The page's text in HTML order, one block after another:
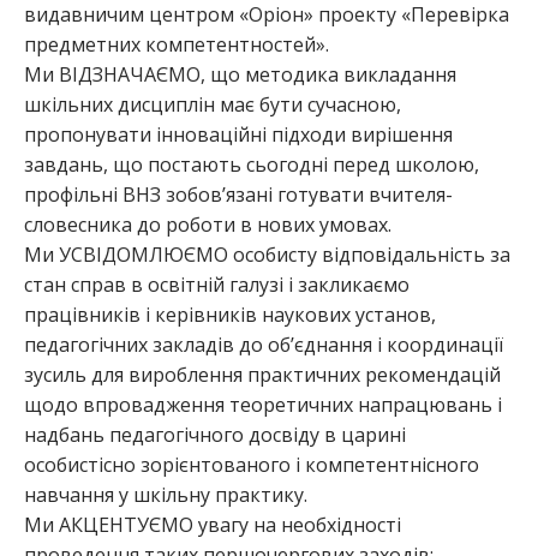
видавничим центром «Оріон» проекту «Перевірка
предметних компетентностей».
Ми ВІДЗНАЧАЄМО, що методика викладання
шкільних дисциплін має бути сучасною,
пропонувати інноваційні підходи вирішення
завдань, що постають сьогодні перед школою,
профільні ВНЗ зобов’язані готувати вчителя-
словесника до роботи в нових умовах.
Ми УСВІДОМЛЮЄМО особисту відповідальність за
стан справ в освітній галузі і закликаємо
працівників і керівників наукових установ,
педагогічних закладів до об’єднання і координації
зусиль для вироблення практичних рекомендацій
щодо впровадження теоретичних напрацювань і
надбань педагогічного досвіду в царині
особистісно зорієнтованого і компетентнісного
навчання у шкільну практику.
Ми АКЦЕНТУЄМО увагу на необхідності